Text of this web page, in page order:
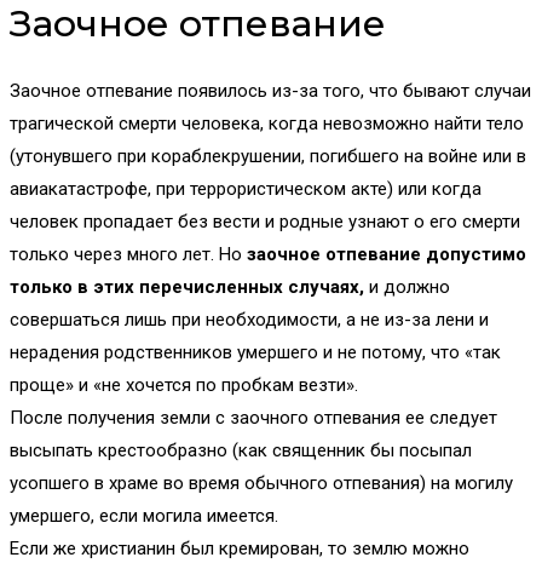
Заочное отпевание
Заочное отпевание появилось из-за того, что бывают случаи
трагической смерти человека, когда невозможно найти тело
(утонувшего при кораблекрушении, погибшего на войне или в
авиакатастрофе, при террористическом акте) или когда
человек пропадает без вести и родные узнают о его смерти
только через много лет. Но заочное отпевание допустимо
только в этих перечисленных случаях, и должно
совершаться лишь при необходимости, а не из-за лени и
нерадения родственников умершего и не потому, что «так
проще» и «не хочется по пробкам везти».
После получения земли с заочного отпевания ее следует
высыпать крестообразно (как священник бы посыпал
усопшего в храме во время обычного отпевания) на могилу
умершего, если могила имеется.
Если же христианин был кремирован, то землю можно